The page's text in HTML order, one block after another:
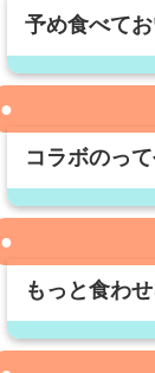
予め食べて
コラボのっ
もっと食わせ